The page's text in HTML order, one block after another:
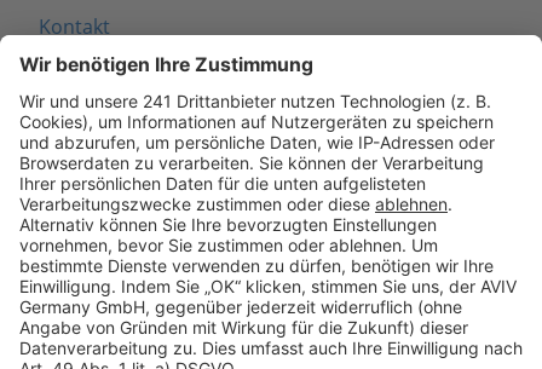
Kontakt
Seitenaufbau
Barrierefreiheit
Cookie Einstellungen
Rechtliches
AGB-Übersicht
Datenschutz
Impressum